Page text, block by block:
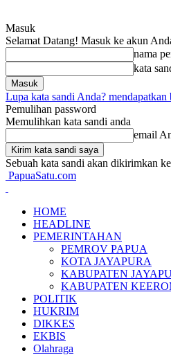
Masuk
Selamat Datang! Masuk ke akun
nama
kata
Lupa kata sandi Anda? mendapatkan
Pemulihan password
Memulihkan kata sandi anda
email
Sebuah kata sandi akan dikirimkan
PapuaSatu.com
HOME
HEADLINE
PEMERINTAHAN
PEMROV PAPUA
KOTA JAYAPURA
KABUPATEN
KABUPATEN
POLITIK
HUKRIM
DIKKES
EKBIS
Olahraga